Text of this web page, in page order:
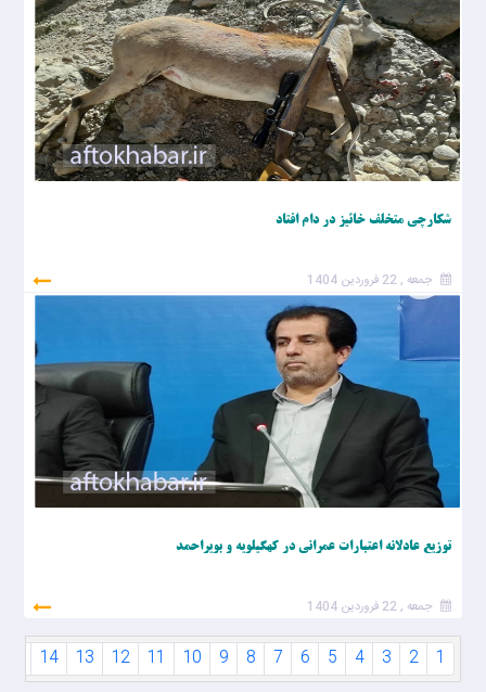
شکارچی متخلف خائیز در دام افتاد
جمعه , 22 فروردین 1404
توزیع عادلانه اعتبارات عمرانی در کهگیلویه و بویراحمد
جمعه , 22 فروردین 1404
1
2
3
4
5
6
7
8
9
10
11
12
13
14